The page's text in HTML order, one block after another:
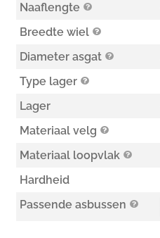
Naaflengte
Breedte wiel
Diameter asgat
Type lager
Lager
Materiaal velg
Materiaal loopvlak
Hardheid
Passende asbussen